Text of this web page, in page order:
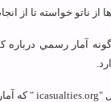
از ناتو خواسته تا از
آمار رسمي درباره
"
icasualties.org